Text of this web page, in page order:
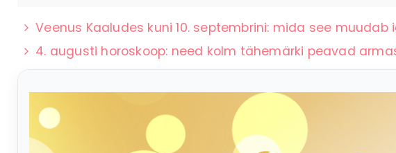
Veenus Kaaludes kuni 10. septembrini: mida see
4. augusti horoskoop: need kolm tähemärki peavad